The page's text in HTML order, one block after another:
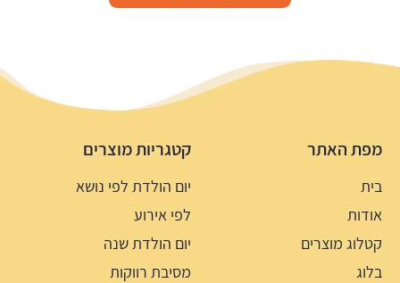
מפת האתר
בית
אודות
קטלוג מוצרים
בלוג
קטגריות מוצרים
יום הולדת לפי נושא
לפי אירוע
יום הולדת שנה
מסיבת רווקות